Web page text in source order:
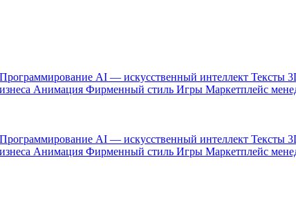
Программирование AI — искусственный интеллект Тексты
Анимация Фирменный стиль Игры Маркетплейс
Программирование AI — искусственный интеллект Тексты
Анимация Фирменный стиль Игры Маркетплейс